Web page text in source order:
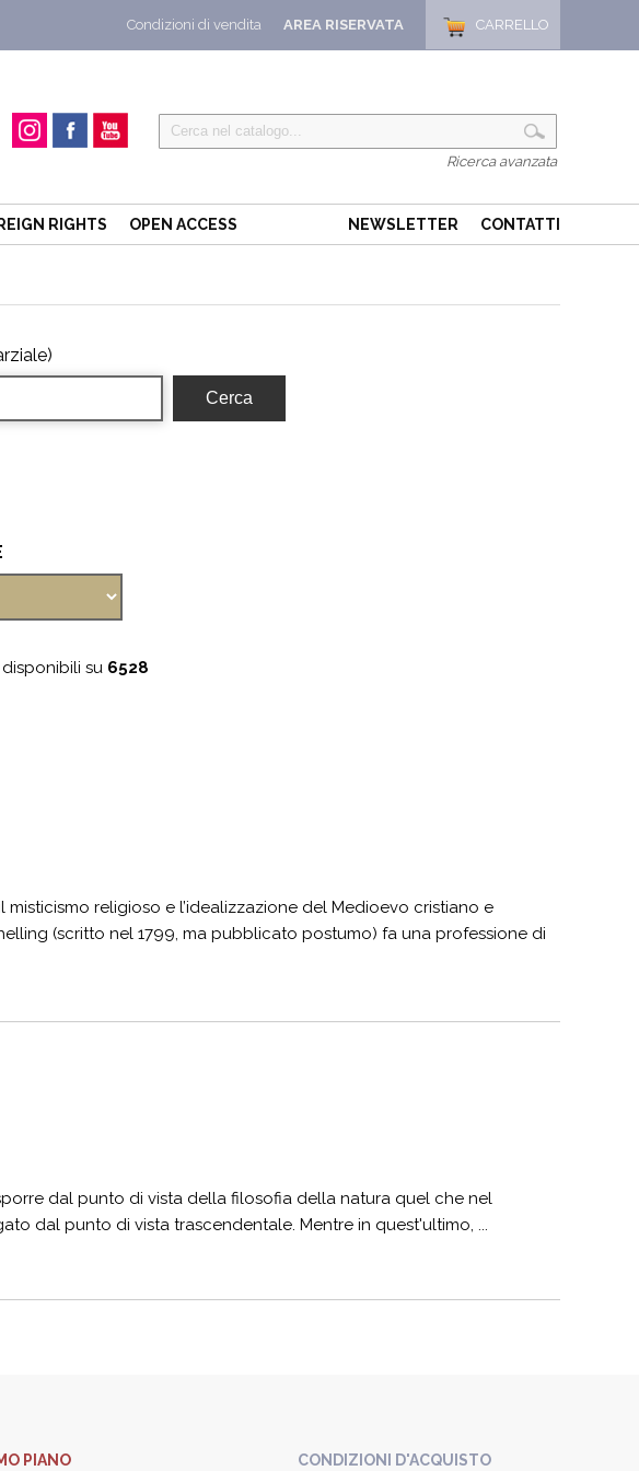
CARRELLO
AREA RISERVATA
Condizioni di vendita
Ricerca avanzata
RIGHTS OPEN ACCESS NEWSLETTER CONTATTI
su 6528
religioso e l’idealizzazione del Medioevo cristiano e
(scritto nel 1799, ma pubblicato postumo) fa una professione di
dal punto di vista della filosofia della natura quel che nel
dal punto di vista trascendentale. Mentre in quest'ultimo, ...
PIANO CONDIZIONI D'ACQUISTO